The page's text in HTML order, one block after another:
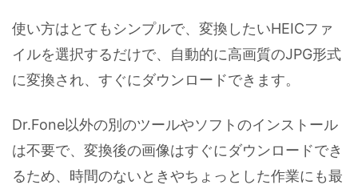
使い方はとてもシンプルで、変換したいHEICファ
イルを選択するだけで、自動的に高画質のJPG形式
に変換され、すぐにダウンロードできます。
Dr.Fone以外の別のツールやソフトのインストール
は不要で、変換後の画像はすぐにダウンロードでき
るため、時間のないときやちょっとした作業にも最